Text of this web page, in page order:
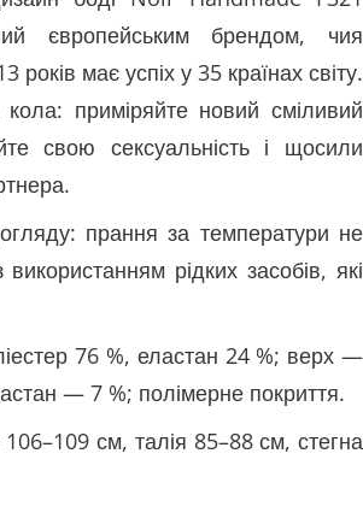
європейським брендом, чия
років має успіх у 35 країнах світу.
кола: приміряйте новий сміливий
свою сексуальність і щосили
прання за температури не
рідких засобів, які
76 %, еластан 24 %; верх —
— 7 %; полімерне покриття.
106–109 см, талія 85–88 см, стегна